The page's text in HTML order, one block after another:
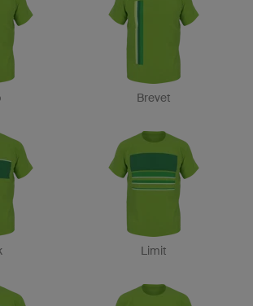
Brevet
Limit